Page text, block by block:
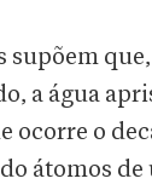
supõem
a água
ocorre o
átomos